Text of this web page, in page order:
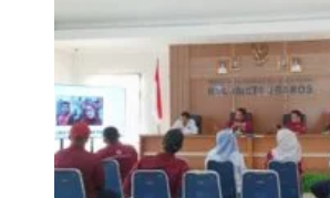
PMI Kota Sukabumi
Monitoring Dan Evaluasi
Kecamatan, Perkuat Tata
Organisasi Dan
Keuangan